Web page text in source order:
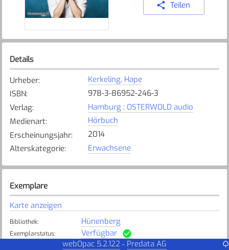
Teilen
Details
Urheber:
Kerkeling, Hape
ISBN:
978-3-86952-246-3
Verlag:
Hamburg : OSTERWOLD audio
Medienart:
Hörbuch
Erscheinungsjahr:
2014
Alterskategorie: Erwachsene
Exemplare
Karte anzeigen
Bibliothek: Hünenberg
Exemplarstatus: Verfügbar
webOpac 5.2.122 - Predata AG